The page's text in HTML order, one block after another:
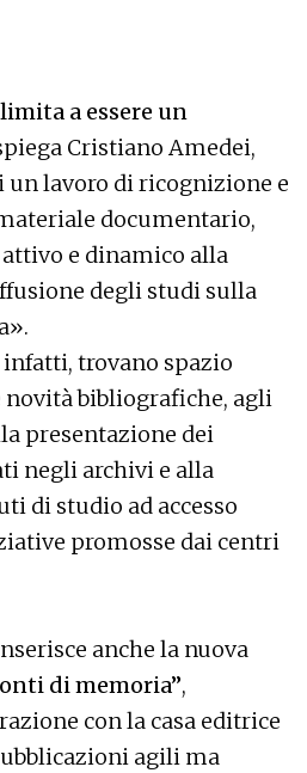
a essere un
Cristiano Amedei,
un lavoro di ricognizione e
documentario,
e dinamico alla
degli studi sulla
infatti, trovano spazio
novità bibliografiche, agli
presentazione dei
negli archivi e alla
di studio ad accesso
promosse dai centri
anche la nuova
di memoria”,
con la casa editrice
agili ma